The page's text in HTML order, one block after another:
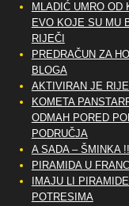
MLADIĆ UMRO OD
EVO KOJE SU MU
RIJEČI
PREDRAČUN ZA
BLOGA
AKTIVIRAN JE
KOMETA
ODMAH PORED
PODRUČJA
A SADA – ŠMINKA
PIRAMIDA U
IMAJU LI
POTRESIMA